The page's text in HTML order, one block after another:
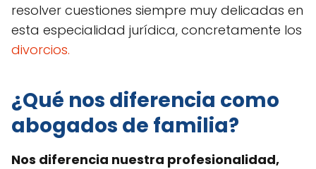
resolver cuestiones siempre muy delicadas en
esta especialidad jurídica, concretamente los
divorcios.
¿Qué nos diferencia como
abogados de familia?
Nos diferencia nuestra profesionalidad,